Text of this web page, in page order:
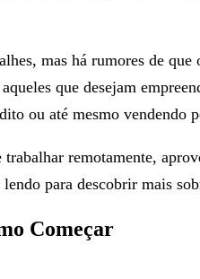
mas há rumores de
que desejam
ou até mesmo vendendo
remotamente,
para descobrir mais
Começar